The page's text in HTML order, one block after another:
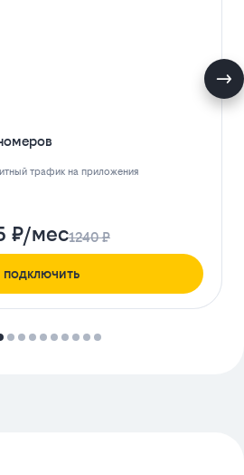
трафик на приложения
₽/мес1240 ₽
подключить